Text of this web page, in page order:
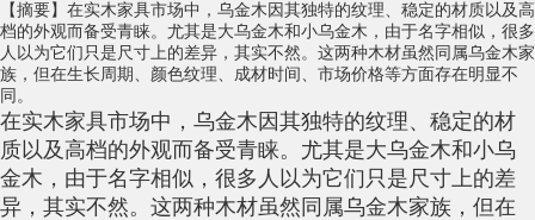
【摘要】在实木家具市场中，乌金木因其独特的纹理、稳定的材质以及高
档的外观而备受青睐。尤其是大乌金木和小乌金木，由于名字相似，很多
人以为它们只是尺寸上的差异，其实不然。这两种木材虽然同属乌金木家
族，但在生长周期、颜色纹理、成材时间、市场价格等方面存在明显不
同。
在实木家具市场中，乌金木因其独特的纹理、稳定的材
质以及高档的外观而备受青睐。尤其是大乌金木和小乌
金木，由于名字相似，很多人以为它们只是尺寸上的差
异，其实不然。这两种木材虽然同属乌金木家族，但在